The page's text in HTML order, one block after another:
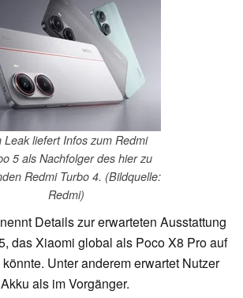
Leak liefert Infos zum Redmi
5 als Nachfolger des hier zu
Redmi Turbo 4. (Bildquelle:
Redmi)
Details zur erwarteten Ausstattung
das Xiaomi global als Poco X8 Pro auf
Unter anderem erwartet Nutzer
als im Vorgänger.